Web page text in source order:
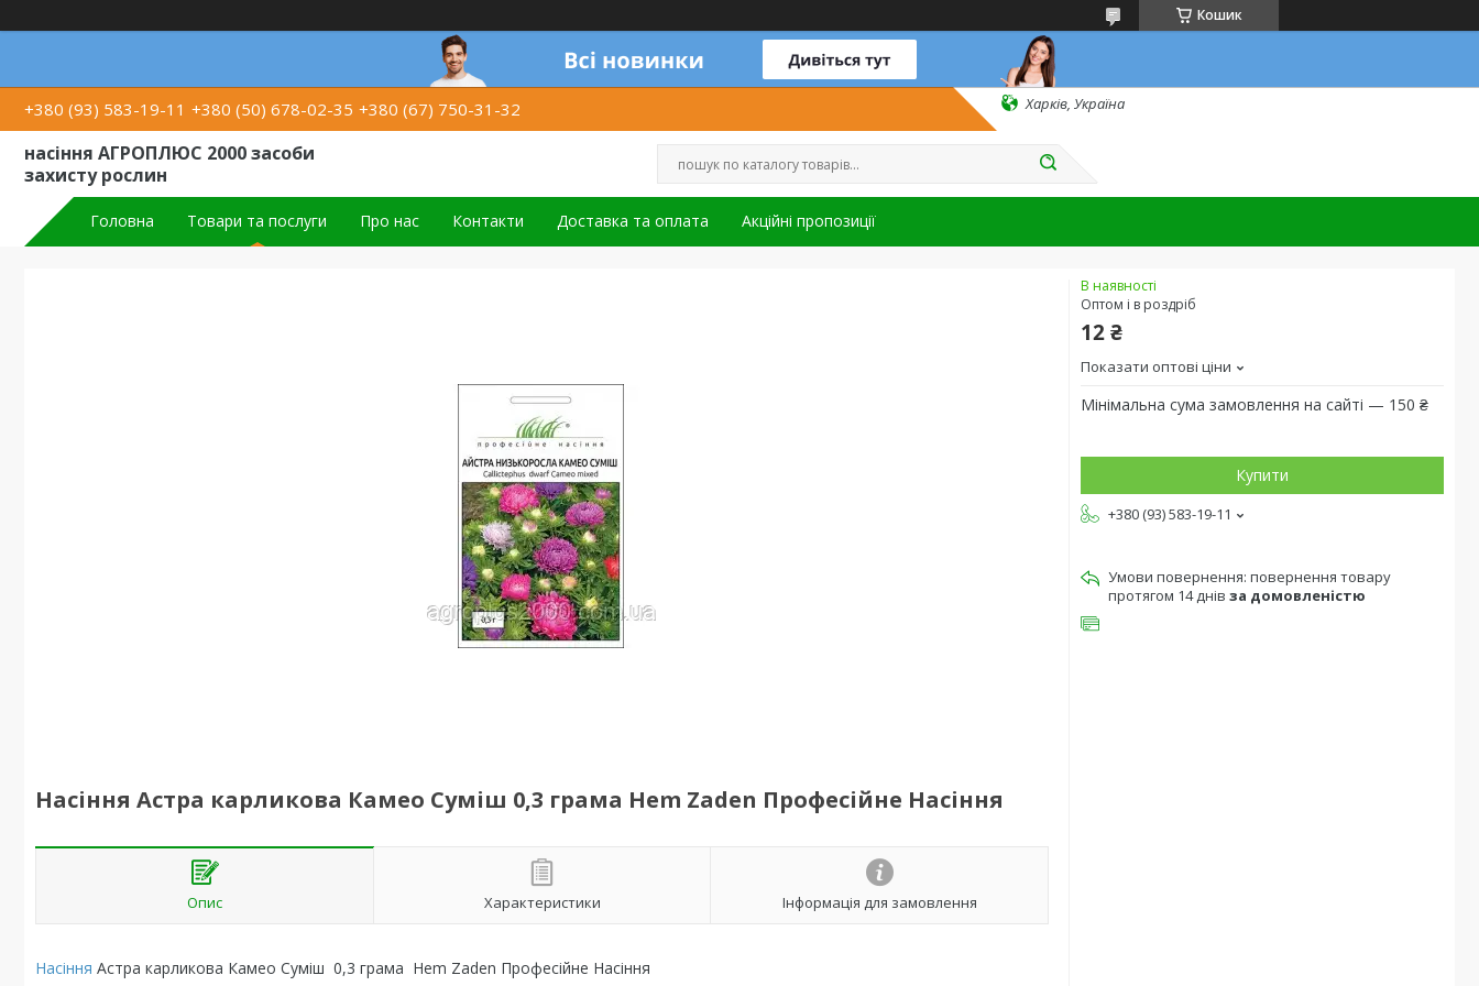
Кошик
+380 (93) 583-19-11 +380 (50) 678-02-35 +380 (67) 750-31-32 Харків, Україна
насіння АГРОПЛЮС 2000 засоби
захисту рослин
Головна Товари та послуги Про нас Контакти Доставка та оплата Акційні пропозиції
Насіння Астра карликова Камео Суміш 0,3 грама Hem Zaden Професійне Насіння
Опис Характеристики Інформація для замовлення
Насіння Астра карликова Камео Суміш 0,3 грама Hem Zaden Професійне Насіння
В наявності
Оптом і в роздріб
12 ₴
Показати оптові ціни
Мінімальна сума замовлення на сайті — 150 ₴
Купити
+380 (93) 583-19-11
повернення товару
протягом 14 днів за домовленістю